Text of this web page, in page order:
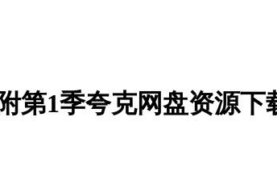
第1季夸克网盘资源下